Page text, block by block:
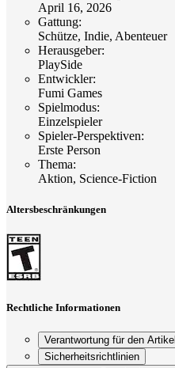
April 16, 2026
Gattung:
Schütze, Indie, Abenteuer
Herausgeber:
PlaySide
Entwickler:
Fumi Games
Spielmodus:
Einzelspieler
Spieler-Perspektiven:
Erste Person
Thema:
Aktion, Science-Fiction
Altersbeschränkungen
Rechtliche Informationen
Verantwortung für den Artikel
Sicherheitsrichtlinien